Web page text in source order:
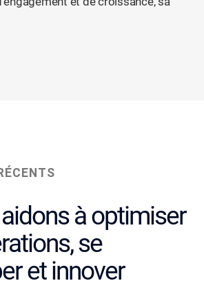
à optimiser
se
et innover